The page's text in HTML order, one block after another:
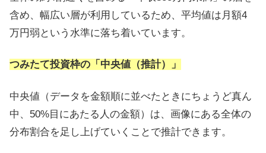
含め、幅広い層が利用しているため、平均値は月額4
万円弱という水準に落ち着いています。
つみたて投資枠の「中央値（推計）」
中央値（データを金額順に並べたときにちょうど真ん
中、50%目にあたる人の金額）は、画像にある全体の
分布割合を足し上げていくことで推計できます。